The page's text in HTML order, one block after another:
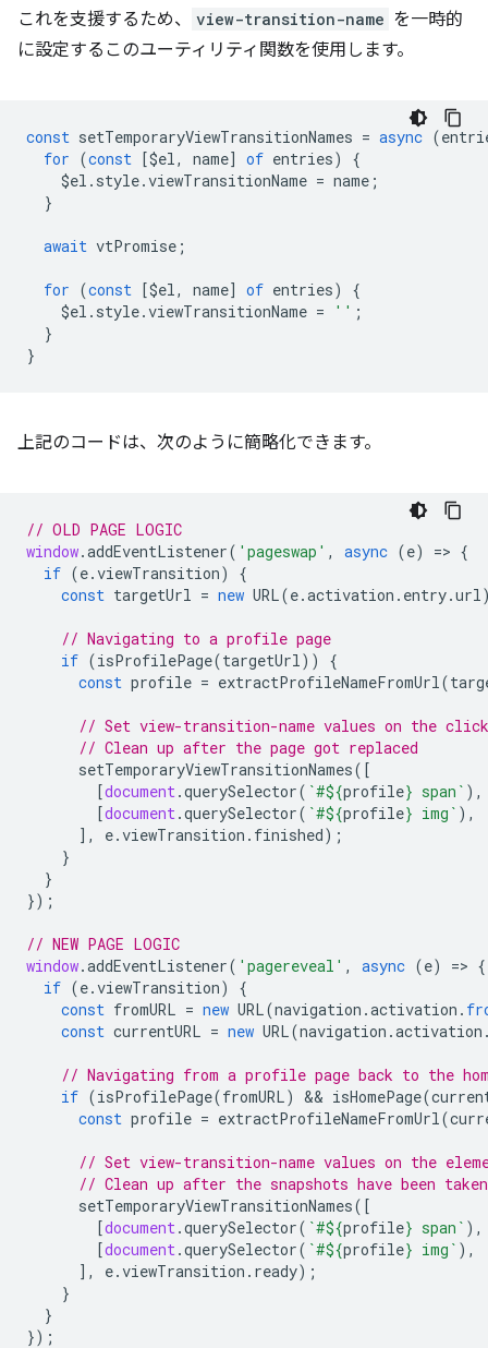
これを支援するため、 view-transition-name を一時的
に設定するこのユーティリティ関数を使用します。
const setTemporaryViewTransitionNames = async (
for (const [$el , name] of entries)
{
$el . style.viewTransitionName = name ;
}
await vtPromise ;
for (const [$el , name] of entries)
{
$el . style.viewTransitionName = '' ;
}
}
上記のコードは、次のように簡略化できます。
// OLD PAGE LOGIC
window.addEventListener( 'pageswap' , async (e) => {
if (e.viewTransition)
{
const targetUrl = new URL(e.activation . entry.url
// Navigating to a profile page
if (isProfilePage(targetUrl ))
{
const profile = extractProfileNameFromUrl (
// Set view-transition-name values on the
// Clean up after the page got replaced
setTemporaryViewTransitionNames([
[document .querySelector( `#${profile} span` ),
[document .querySelector( `#${profile} img` ),
],
e.viewTransition . finished);
}
}
});
// NEW PAGE LOGIC
window.addEventListener( 'pagereveal' , async (e) => {
if (e.viewTransition)
{
const fromURL = new URL(navigation .activation .
const currentURL = new URL(navigation .activation
// Navigating from a profile page back to the
if (isProfilePage(fromURL) && isHomePage(
const profile = extractProfileNameFromUrl (
// Set view-transition-name values on the
// Clean up after the snapshots have been taken
setTemporaryViewTransitionNames([
[document .querySelector( `#${profile} span` ),
[document .querySelector( `#${profile} img` ),
],
e.viewTransition . ready);
}
}
});